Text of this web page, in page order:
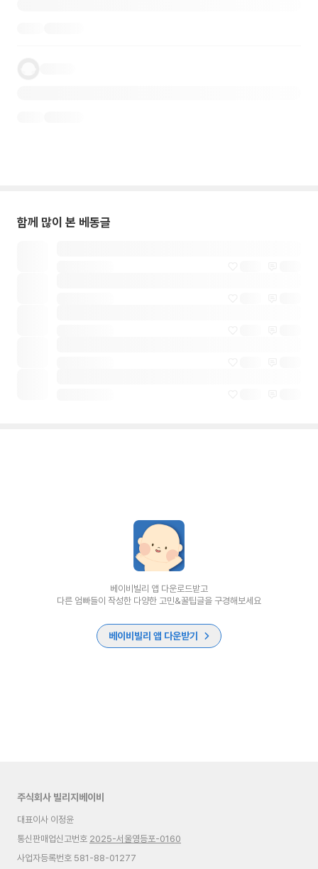
함께 많이 본 베동글
베이비빌리 앱 다운로드받고
다른 엄빠들이 작성한 다양한 고민&꿀팁글을 구경해보세요
베이비빌리 앱 다운받기
주식회사 빌리지베이비
대표이사 이정윤
통신판매업신고번호 2025-서울영등포-0160
사업자등록번호 581-88-01277